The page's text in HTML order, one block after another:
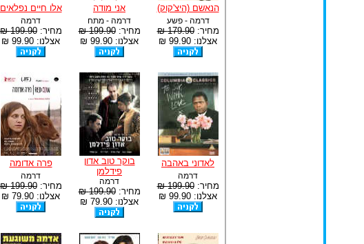
הנאשם (היצ'קוק)
דרמה - פשע
מחיר:179.90 ₪
אצלנו: 99.90 ₪
אני מודה
דרמה - מתח
מחיר:199.90 ₪
אצלנו: 99.90 ₪
אלו חיים נפלאים
דרמה
מחיר:199.90 ₪
אצלנו: 99.90 ₪
לאדוני באהבה
דרמה
מחיר:199.90 ₪
אצלנו: 99.90 ₪
בוקר טוב אדון
פידלמן
דרמה
מחיר:199.90 ₪
אצלנו: 79.90 ₪
פרה אדומה
דרמה
מחיר:199.90 ₪
אצלנו: 79.90 ₪